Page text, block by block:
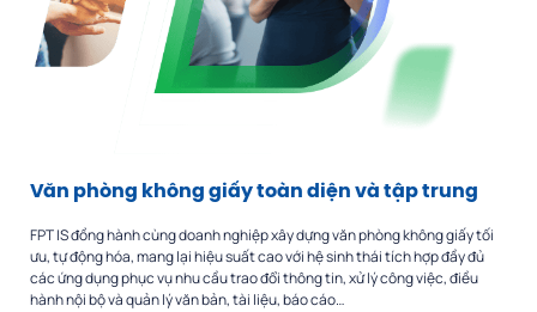
Văn phòng không giấy toàn diện và tập trung
FPT IS đồng hành cùng doanh nghiệp xây dựng văn phòng không giấy tối
ưu, tự động hóa, mang lại hiệu suất cao với hệ sinh thái tích hợp đầy đủ
các ứng dụng phục vụ nhu cầu trao đổi thông tin, xử lý công việc, điều
hành nội bộ và quản lý văn bản, tài liệu, báo cáo…